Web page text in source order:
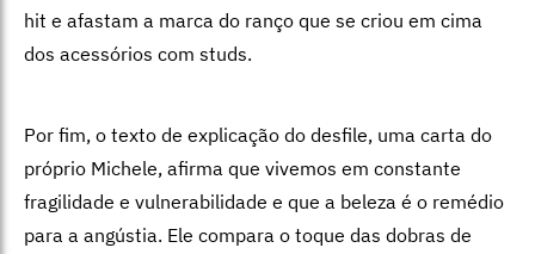
hit e afastam a marca do ranço que se criou em cima
dos acessórios com studs.
Por fim, o texto de explicação do desfile, uma carta do
próprio Michele, afirma que vivemos em constante
fragilidade e vulnerabilidade e que a beleza é o remédio
para a angústia. Ele compara o toque das dobras de